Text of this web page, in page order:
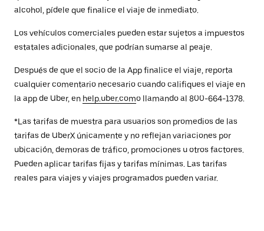
alcohol, pídele que finalice el viaje de inmediato.
Los vehículos comerciales pueden estar sujetos a impuestos
estatales adicionales, que podrían sumarse al peaje.
Después de que el socio de la App finalice el viaje, reporta
cualquier comentario necesario cuando califiques el viaje en
la app de Uber, en help.uber.como llamando al 800-664-1378.
*Las tarifas de muestra para usuarios son promedios de las
tarifas de UberX únicamente y no reflejan variaciones por
ubicación, demoras de tráfico, promociones u otros factores.
Pueden aplicar tarifas fijas y tarifas mínimas. Las tarifas
reales para viajes y viajes programados pueden variar.